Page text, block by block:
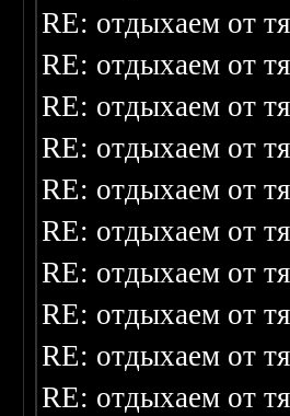
RE: отдыхаем от
RE: отдыхаем от
RE: отдыхаем от
RE: отдыхаем от
RE: отдыхаем от
RE: отдыхаем от
RE: отдыхаем от
RE: отдыхаем от
RE: отдыхаем от
RE: отдыхаем от